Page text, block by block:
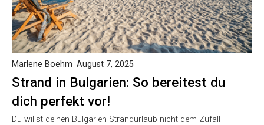
Strand in Bulgarien: So bereitest du
dich perfekt vor!
Marlene Boehm August 7, 2025
Du willst deinen Bulgarien Strandurlaub nicht dem Zufall